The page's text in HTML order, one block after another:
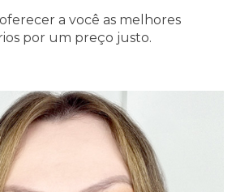
a você as melhores
por um preço justo.